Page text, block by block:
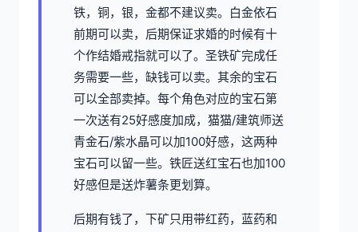
铁，铜，银，金都不建议卖。白金依石
前期可以卖，后期保证求婚的时候有十
个作结婚戒指就可以了。圣铁矿完成任
务需要一些，缺钱可以卖。其余的宝石
可以全部卖掉。每个角色对应的宝石第
一次送有25好感度加成，猫猫/建筑师送
青金石/紫水晶可以加100好感，这两种
宝石可以留一些。铁匠送红宝石也加100
好感但是送炸薯条更划算。
后期有钱了，下矿只用带红药，蓝药和